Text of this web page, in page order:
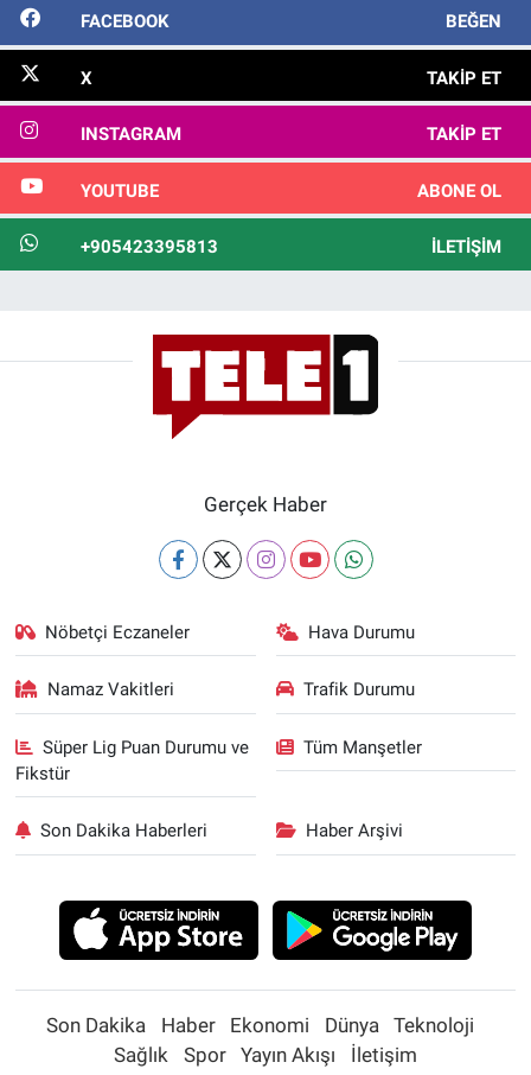
FACEBOOK BEĞEN
X TAKIP ET
INSTAGRAM TAKIP ET
YOUTUBE ABONE OL
+905423395813 İLETIŞIM
Gerçek Haber
Nöbetçi Eczaneler Hava Durumu
Namaz Vakitleri Trafik Durumu
Süper Lig Puan Durumu ve
Fikstür
Tüm Manşetler
Son Dakika Haberleri Haber Arşivi
Son Dakika Haber Ekonomi Dünya
Teknoloji
Sağlık
Spor Yayın Akışı İletişim